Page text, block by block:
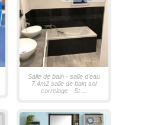
Salle de bain - salle d'eau
7.4m2 salle de bain sol
carrelage - St ...
3